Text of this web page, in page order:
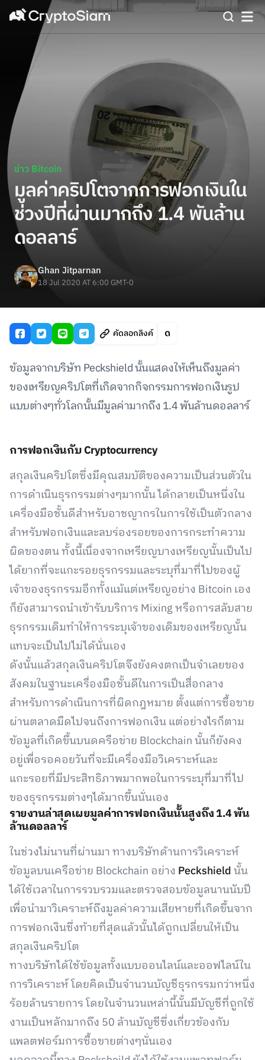
ข่าว Bitcoin
มูลค่าคริปโตจากการฟอกเงินใน
ช่วงปีที่ผ่านมากถึง 1.4 พันล้าน
ดอลลาร์
Ghan Jitparnan
18 Jul 2020 AT 6:00 GMT-0
คัดลอกลิงค์
ข้อมูลจากบริษัท Peckshield นั้นแสดงให้เห็นถึงมูลค่า
ของเหรียญคริปโตที่เกิดจากกิจกรรมการฟอกเงินรูป
แบบต่างๆทั่วโลกนั้นมีมูลค่ามากถึง 1.4 พันล้านดอลลาร์
การฟอกเงินกับ Cryptocurrency
สกุลเงินคริปโตซึ่งมีคุณสมบัติของความเป็นส่วนตัวใน
การดำเนินธุรกรรมต่างๆมากนั้น ได้กลายเป็นหนึ่งใน
เครื่องมือชั้นดีสำหรับอาชญากรในการใช้เป็นตัวกลาง
สำหรับฟอกเงินและลบร่องรอยของการกระทำความ
ผิดของตน ทั้งนี้เนื่องจากเหรียญบางเหรียญนั้นเป็นไป
ได้ยากที่จะแกะรอยธุรกรรมและระบุที่มาที่ไปของผู้
เจ้าของธุรกรรมอีกทั้งแม้แต่เหรียญอย่าง Bitcoin เอง
ก็ยังสามารถนำเข้ารับบริการ Mixing หรือการสลับสาย
ธุรกรรมเดิมทำให้การระบุเจ้าของเดิมของเหรียญนั้น
แทบจะเป็นไปไม่ได้นั่นเอง
ดังนั้นแล้วสกุลเงินคริปโตจึงยังคงตกเป็นจำเลยของ
สังคมในฐานะเครื่องมือชั้นดีในการเป็นสื่อกลาง
สำหรับการดำเนินการที่ผิดกฎหมาย ตั้งแต่การซื้อขาย
ผ่านตลาดมืดไปจนถึงการฟอกเงิน แต่อย่างไรก็ตาม
ข้อมูลที่เกิดขึ้นบนดครือข่าย Blockchain นั้นก็ยังคง
อยู่เพื่อรอคอยวันที่จะมีเครื่องมือวิเคราะห์และ
แกะรอยที่มีประสิทธิภาพมากพอในการระบุที่มาที่ไป
ของธุรกรรมต่างๆได้มากขึ้นนั่นเอง
รายงานล่าสุดเผยมูลค่าการฟอกเงินนั้นสูงถึง 1.4 พัน
ล้านดอลลาร์
ในช่วงไม่นานที่ผ่านมา ทางบริษัทด้านการวิเคราะห์
ข้อมูลบนเครือข่าย Blockchain อย่าง Peckshieldนั้น
ได้ใช้เวลาในการรวบรวมและตรวจสอบข้อมูลนานนับปี
เพื่อนำมาวิเคราะห์ถึงมูลค่าความเสียหายที่เกิดขึ้นจาก
การฟอกเงินซึ่งท้ายที่สุดแล้วนั้นได้ถูกเปลี่ยนให้เป็น
สกุลเงินคริปโต
ทางบริษัทได้ใช้ข้อมูลทั้งแบบออนไลน์และออฟไลน์ใน
การวิเคราะห์ โดยคิดเป็นจำนวนบัญชีธุรกรรมกว่าหนึ่ง
ร้อยล้านรายการ โดยในจำนวนเหล่านี้นั้นมีบัญชีที่ถูกใช้
งานเป็นหลักมากถึง 50 ล้านบัญชีซึ่งเกี่ยวข้องกับ
แพลตฟอร์มการซื้อขายต่างๆนั่นเอง